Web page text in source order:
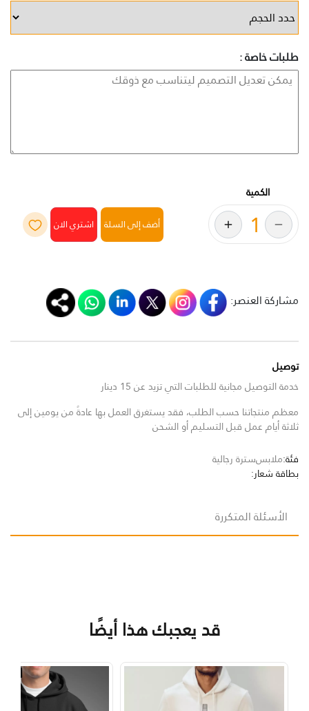
طلبات خاصة :
الكمية
أضف إلى السلة
مشاركة العنصر:
توصيل
خدمة التوصيل مجانية للطلبات التي تزيد عن 15 دينار
معظم منتجاتنا حسب الطلب، فقد يستغرق العمل بها عادةً من يومين إلى
ثلاثة أيام عمل قبل التسليم أو الشحن
فئة:ملابسسترة رجالية
بطاقة شعار:
الأسئلة المتكررة
قد يعجبك هذا أيضًا